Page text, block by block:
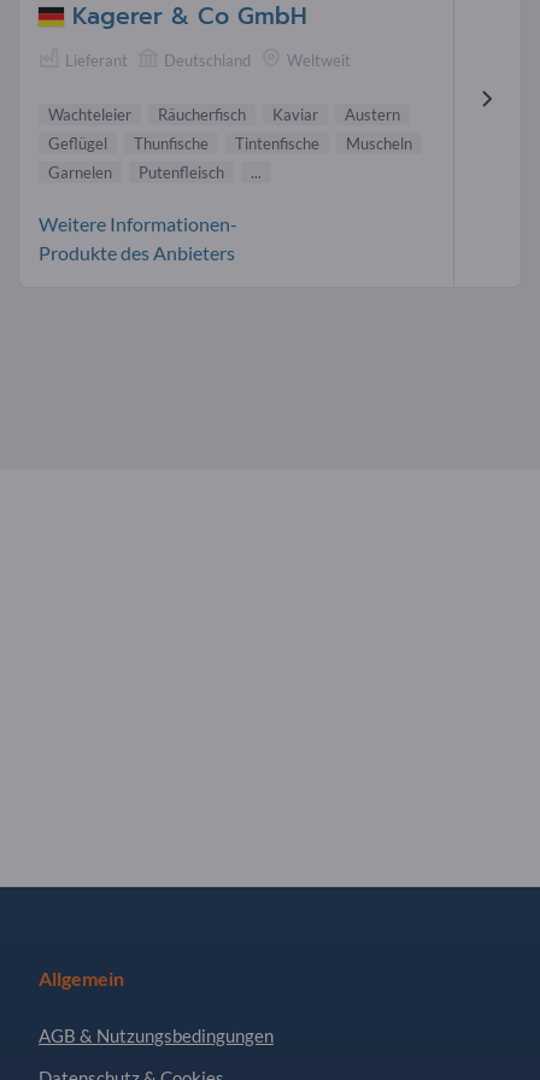
Kagerer & Co GmbH
Lieferant Deutschland Weltweit
Wachteleier Räucherfisch Kaviar
Austern
Geflügel
Thunfische Tintenfische
Muscheln
Garnelen
Putenfleisch ...
Weitere Informationen-
Produkte des Anbieters
Allgemein
AGB & Nutzungsbedingungen